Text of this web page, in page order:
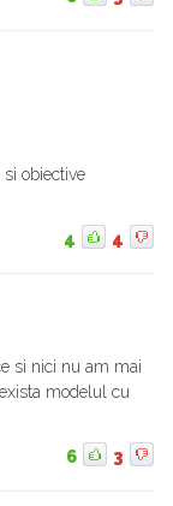
obiective
4 4
si nici nu am mai
modelul cu
6 3